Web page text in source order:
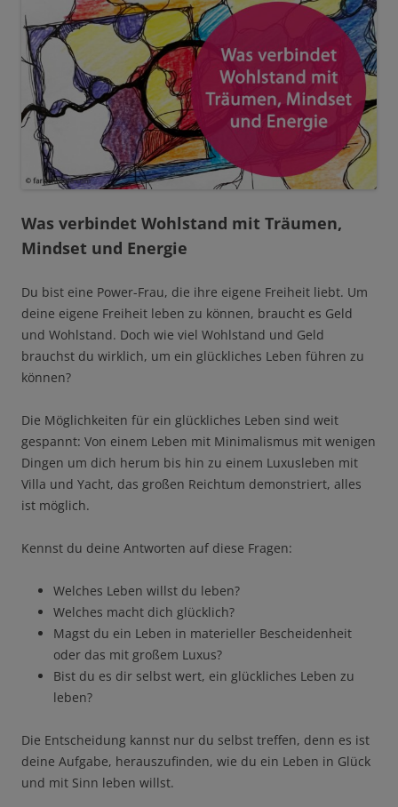
Was verbindet Wohlstand mit Träumen,
Mindset und Energie
Du bist eine Power-Frau, die ihre eigene Freiheit liebt. Um
deine eigene Freiheit leben zu können, braucht es Geld
und Wohlstand. Doch wie viel Wohlstand und Geld
brauchst du wirklich, um ein glückliches Leben führen zu
können?
Die Möglichkeiten für ein glückliches Leben sind weit
gespannt: Von einem Leben mit Minimalismus mit wenigen
Dingen um dich herum bis hin zu einem Luxusleben mit
Villa und Yacht, das großen Reichtum demonstriert, alles
ist möglich.
Kennst du deine Antworten auf diese Fragen:
Welches Leben willst du leben?
Welches macht dich glücklich?
Magst du ein Leben in materieller Bescheidenheit
oder das mit großem Luxus?
Bist du es dir selbst wert, ein glückliches Leben zu
leben?
Die Entscheidung kannst nur du selbst treffen, denn es ist
deine Aufgabe, herauszufinden, wie du ein Leben in Glück
und mit Sinn leben willst.